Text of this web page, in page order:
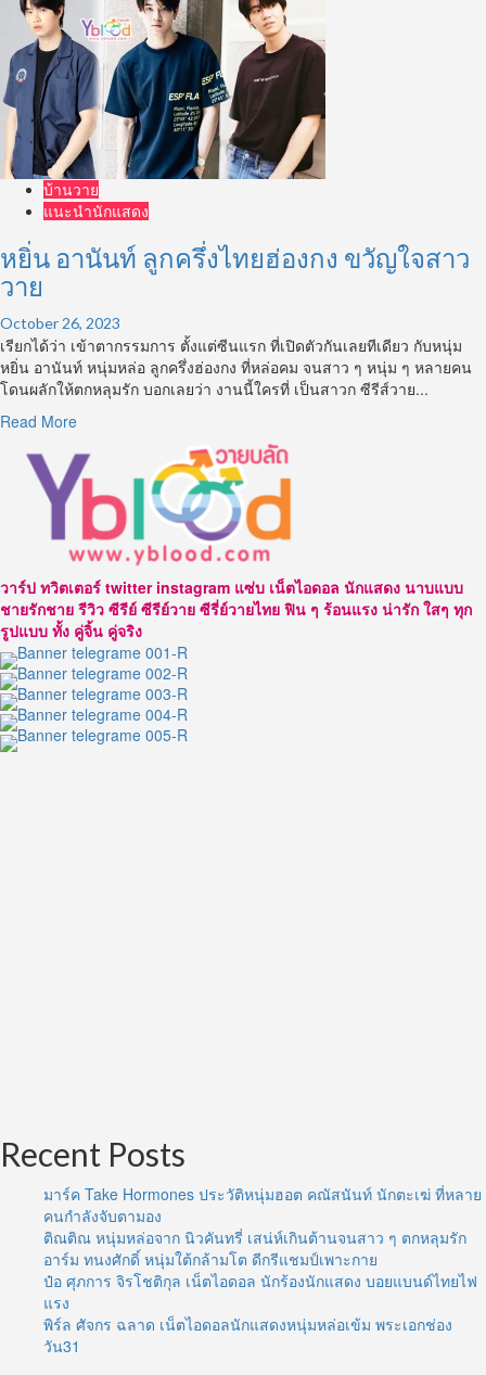
สาวก
วาย
วอร์
วน
รัตน์
วอร์
ไม่
ได้
แปล
ว่า
สงคราม
แต่
แปล
ว่า
รัก
บ้านวาย
แนะนำนักแสดง
หยิ่น อานันท์ ลูกครึ่งไทยฮ่องกง ขวัญใจสาว
วาย
October 26, 2023
เรียกได้ว่า เข้าตากรรมการ ตั้งแต่ซีนแรก ที่เปิดตัวกันเลยทีเดียว กับหนุ่ม
หยิ่น อานันท์ หนุ่มหล่อ ลูกครึ่งฮ่องกง ที่หล่อคม จนสาว ๆ หนุ่ม ๆ หลายคน
โดนผลักให้ตกหลุมรัก บอกเลยว่า งานนี้ใครที่ เป็นสาวก ซีรีส์วาย...
Read MoreRead
about
หยิ่น
อานันท์
ลูก
ครึ่ง
ฮ่องกง
ขวัญใจ
สาว
วาย
วาร์ป ทวิตเตอร์ twitter instagram แซ่บ เน็ตไอดอล นักแสดง นาบแบบ
ชายรักชาย รีวิว ซีรีย์ ซีรีย์วาย ซีรี่ย์วายไทย ฟิน ๆ ร้อนแรง น่ารัก ใสๆ ทุก
รูปแบบ ทั้ง คู่จิ้น คู่จริง
Recent Posts
มาร์ค Take Hormones ประวัติหนุ่มฮอต คณัสนันท์ นักตะเฆ่ ที่หลาย
คนกำลังจับตามอง
ติณติณ หนุ่มหล่อจาก นิวคันทรี่ เสน่ห์เกินต้านจนสาว ๆ ตกหลุมรัก
อาร์ม ทนงศักดิ์ หนุ่มใต้กล้ามโต ดีกรีแชมป์เพาะกาย
ป๋อ ศุภการ จิรโชติกุล เน็ตไอดอล นักร้องนักแสดง บอยแบนด์ไทยไฟ
แรง
พิร์ล ศัจกร ฉลาด เน็ตไอดอลนักแสดงหนุ่มหล่อเข้ม พระเอกช่อง
วัน31